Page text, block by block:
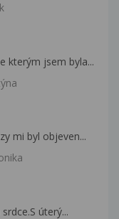
kterým jsem byla...
mi byl objeven...
úterý...